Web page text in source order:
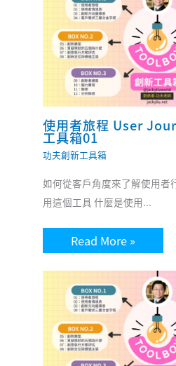
使用者旅程 User
工具箱01
功夫創新工具箱
如何從客戶角度來了解使用者
用這個工具 什麼是使用...
Read More »